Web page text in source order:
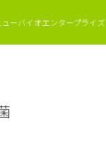
ーバイオエンタープライズ